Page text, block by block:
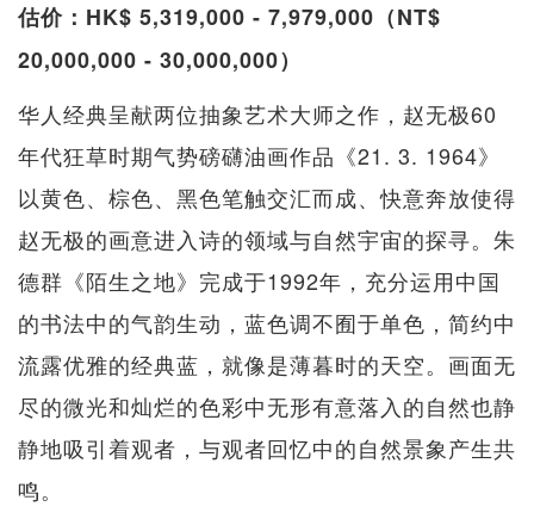
估价：HK$ 5,319,000 - 7,979,000（NT$
20,000,000 - 30,000,000）
华人经典呈献两位抽象艺术大师之作，赵无极60
年代狂草时期气势磅礴油画作品《21. 3. 1964》
以黄色、棕色、黑色笔触交汇而成、快意奔放使得
赵无极的画意进入诗的领域与自然宇宙的探寻。朱
德群《陌生之地》完成于1992年，充分运用中国
的书法中的气韵生动，蓝色调不囿于单色，简约中
流露优雅的经典蓝，就像是薄暮时的天空。画面无
尽的微光和灿烂的色彩中无形有意落入的自然也静
静地吸引着观者，与观者回忆中的自然景象产生共
鸣。